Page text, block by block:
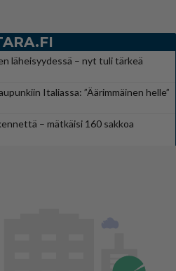
läheisyydessä – nyt tuli tärkeä
Italiassa: ”Äärimmäinen helle”
– mätkäisi 160 sakkoa